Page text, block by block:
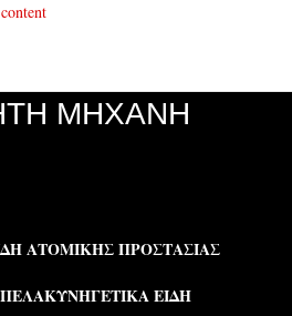
ΜΗΧΑΝΗ
ΑΤΟΜΙΚΉΣ ΠΡΟΣΤΑΣΊΑΣ
ΚΥΝΗΓΕΤΙΚΆ ΕΊΔΗ